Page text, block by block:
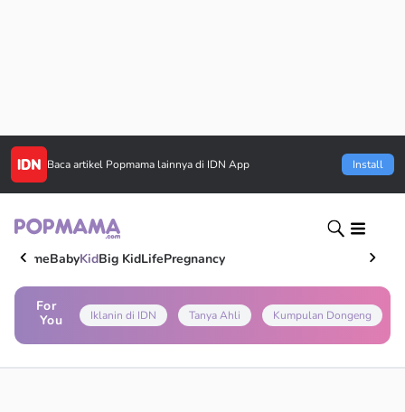
Baca artikel Popmama lainnya di IDN App Install
HomeBabyKidBig KidLifePregnancy
For
You
Iklanin di IDN Tanya Ahli Kumpulan Dongeng